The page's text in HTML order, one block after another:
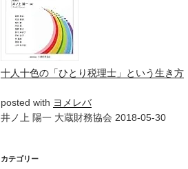
十人十色の「ひとり税理士」という生き方
posted with ヨメレバ
井ノ上 陽一 大蔵財務協会 2018-05-30
カテゴリー